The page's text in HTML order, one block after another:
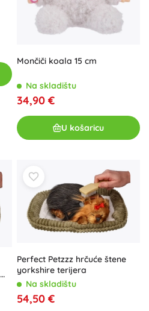
Mončiči koala 15 cm
Na skladištu
34,90 €
U košaricu
Perfect Petzzz hrčuće štene
yorkshire terijera
Na skladištu
54,50 €